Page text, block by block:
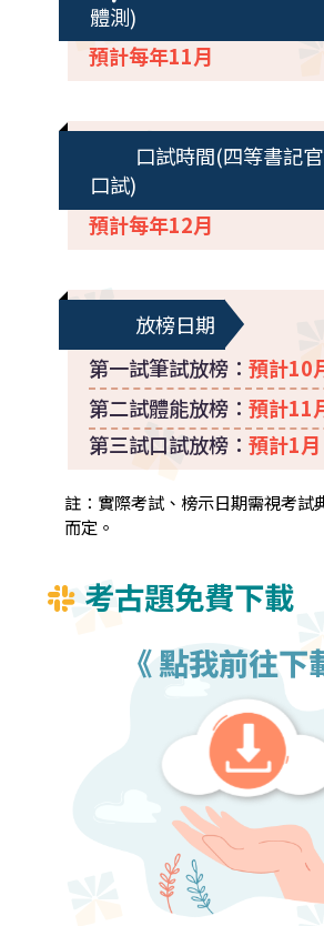
體測)
預計每年11月
口試時間(四等書記
口試)
預計每年12月
放榜日期
第一試筆試放榜： 預計10
第二試體能放榜： 預計11
第三試口試放榜： 預計1月
註：實際考試、榜示日期需視考試
而定。
考古題免費下載
《 點我前往下